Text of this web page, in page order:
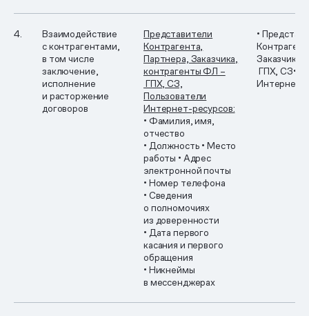
4.
Взаимодействие
с контрагентами,
в том числе
заключение,
исполнение
и расторжение
договоров
Представители
Контрагента,
Партнера, Заказчика,
контрагенты ФЛ –
ГПХ, СЗ,
Пользователи
Интернет-ресурсов:
• Фамилия, имя,
отчество
• Должность • Место
работы • Адрес
электронной почты
• Номер телефона
• Сведения
о полномочиях
из доверенности
• Дата первого
касания и первого
обращения
• Никнеймы
в мессенджерах
•
Заказчика
ГПХ, СЗ•
Интернет-